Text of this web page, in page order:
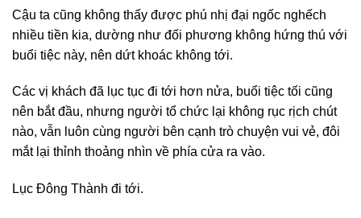
Cậu ta cũng không thấy được phú nhị đại ngốc nghếch
nhiều tiền kia, dường như đối phương không hứng thú với
buổi tiệc này, nên dứt khoác không tới.
Các vị khách đã lục tục đi tới hơn nửa, buổi tiệc tối cũng
nên bắt đầu, nhưng người tổ chức lại không rục rịch chút
nào, vẫn luôn cùng người bên cạnh trò chuyện vui vẻ, đôi
mắt lại thỉnh thoảng nhìn về phía cửa ra vào.
Lục Đông Thành đi tới.